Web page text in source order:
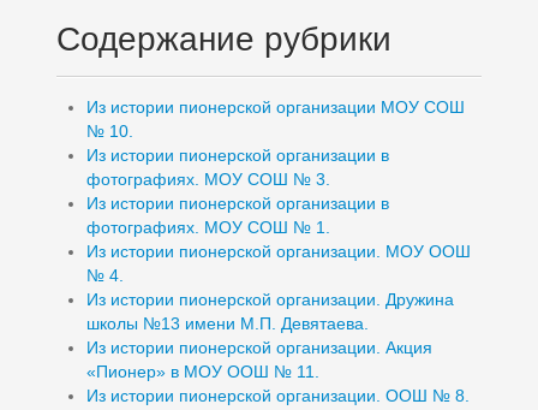
Содержание рубрики
Из истории пионерской организации МОУ СОШ
№ 10.
Из истории пионерской организации в
фотографиях. МОУ СОШ № 3.
Из истории пионерской организации в
фотографиях. МОУ СОШ № 1.
Из истории пионерской организации. МОУ ООШ
№ 4.
Из истории пионерской организации. Дружина
школы №13 имени М.П. Девятаева.
Из истории пионерской организации. Акция
«Пионер» в МОУ ООШ № 11.
Из истории пионерской организации. ООШ № 8.